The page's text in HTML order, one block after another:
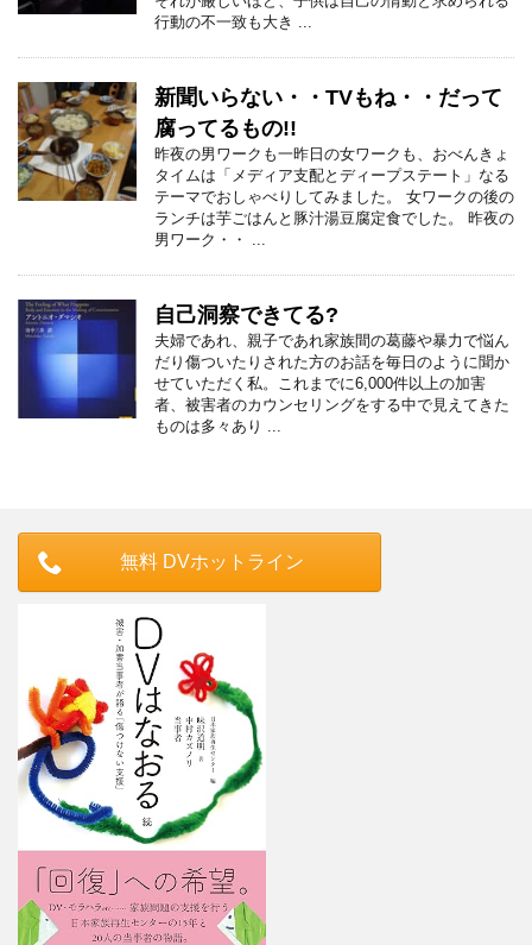
行動の不一致も大き ...
新聞いらない・・TVもね・・だって
腐ってるもの!!
昨夜の男ワークも一昨日の女ワークも、おべんきょ
タイムは「メディア支配とディープステート」なる
テーマでおしゃべりしてみました。 女ワークの後の
ランチは芋ごはんと豚汁湯豆腐定食でした。 昨夜の
男ワーク・・ ...
自己洞察できてる?
夫婦であれ、親子であれ家族間の葛藤や暴力で悩ん
だり傷ついたりされた方のお話を毎日のように聞か
せていただく私。これまでに6,000件以上の加害
者、被害者のカウンセリングをする中で見えてきた
ものは多々あり ...
無料 DVホットライン